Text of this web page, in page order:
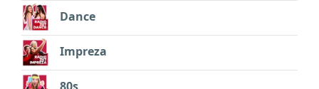
Dance
Impreza